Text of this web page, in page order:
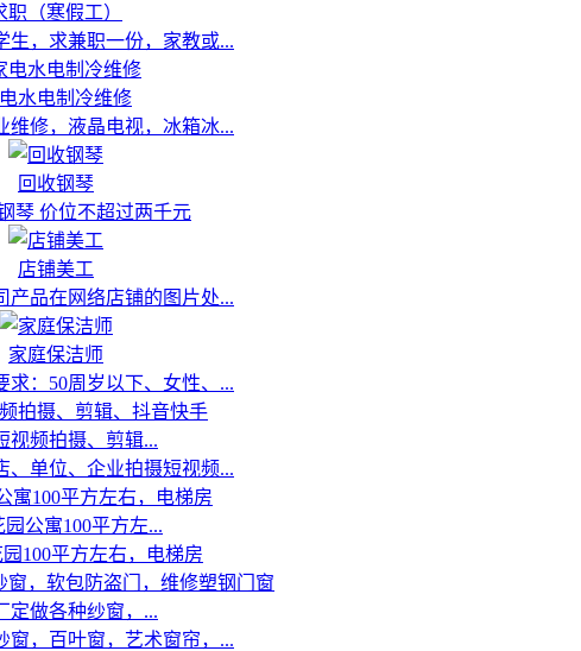
职（寒假工）
生，求兼职一份，家教或...
水电制冷维修
维修，液晶电视，冰箱冰...
回收钢琴
琴 价位不超过两千元
店铺美工
产品在网络店铺的图片处...
家庭保洁师
求：50周岁以下、女性、...
视频拍摄、剪辑...
、单位、企业拍摄短视频...
园公寓100平方左...
100平方左右，电梯房
定做各种纱窗，...
窗，百叶窗，艺术窗帘，...